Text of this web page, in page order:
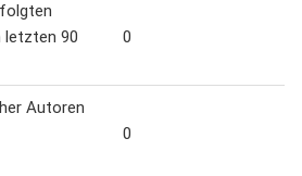
letzten 90
0
Autoren
0